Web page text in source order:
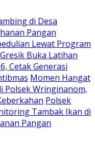
di Desa
Pangan
Lewat Program
Buka Latihan
Cetak Generasi
Momen Hangat
Polsek Wringinanom,
Polsek
Tambak Ikan di
Pangan